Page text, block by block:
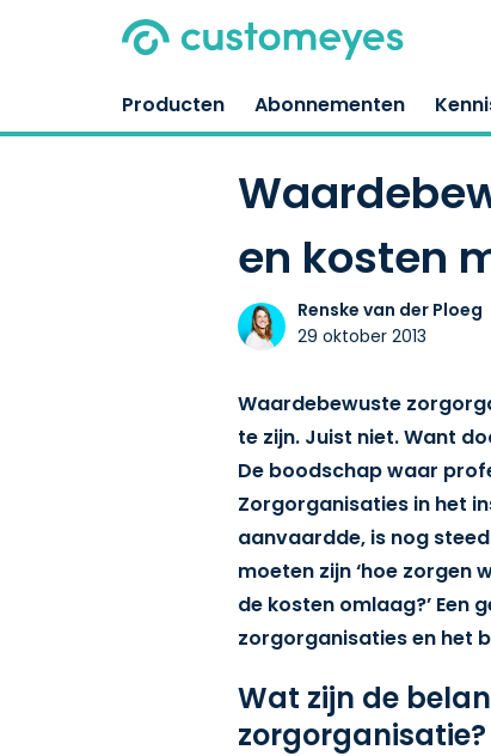
Producten Abonnementen
en kosten
Renske van der Ploeg
29 oktober 2013
Waardebewuste
te zijn. Juist niet. Want
De boodschap waar
Zorgorganisaties in het
aanvaardde, is nog
moeten zijn ‘hoe zorgen
de kosten omlaag?’
zorgorganisaties en het
Wat zijn de
zorgorganisatie?